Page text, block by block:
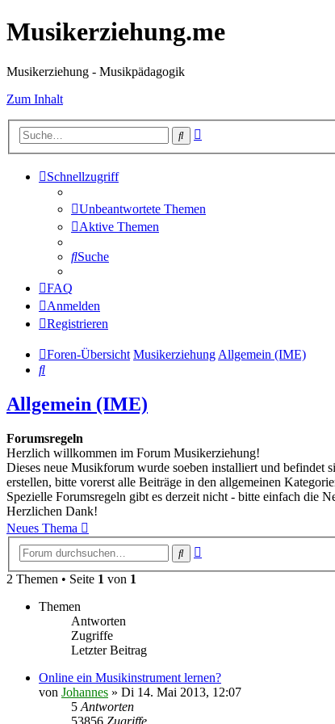
Musikerziehung.me
Musikerziehung - Musikpädagogik
Zum Inhalt
Suche
Schnellzugriff
Unbeantwortete Themen
Aktive Themen
Suche
FAQ
Anmelden
Registrieren
Foren-Übersicht MusikerziehungAllgemein (IME)
Suche
Allgemein (IME)
Forumsregeln
Herzlich willkommen im Forum Musikerziehung!
Dieses neue Musikforum wurde soeben installiert und befindet
erstellen, bitte vorerst alle Beiträge in den allgemeinen
Spezielle Forumsregeln gibt es derzeit nicht - bitte einfach die
Herzlichen Dank!
Neues Thema
Suche
2 Themen • Seite 1 von 1
Themen
Antworten
Zugriffe
Letzter Beitrag
Online ein Musikinstrument lernen?
von Johannes » Di 14. Mai 2013, 12:07
5 Antworten
53856 Zugriffe